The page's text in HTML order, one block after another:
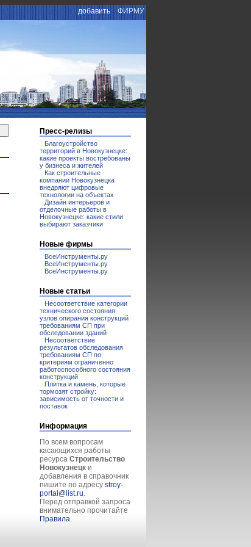
добавить ФИРМУ
Пресс-релизы
Благоустройство
территорий в Новокузнецке:
какие проекты востребованы
у бизнеса и жителей
Как строительные
компании Новокузнецка
внедряют цифровые
технологии на объектах
Дизайн интерьеров и
отделочные работы в
Новокузнецке: какие стили
выбирают заказчики
Новые фирмы
ВсеИнструменты.ру
ВсеИнструменты.ру
ВсеИнструменты.ру
Новые статьи
Несоответствие категории
технического состояния
узлов опирания конструкций
требованиям СП при
обследовании зданий
Несоответствие
результатов обследования
требованиям СП по
критериям ограниченно
работоспособного состояния
конструкций
Плитка и камень, которые
тормозят стройку:
зависимость от точности и
поставок
Информация
По всем вопросам
касающихся работы
ресурса Строительство
Новокузнецк и
добавления в справочник
пишите по адресу stroy-
portal@list.ru.
Перед отправкой запроса
внимательно прочитайте
Правила.